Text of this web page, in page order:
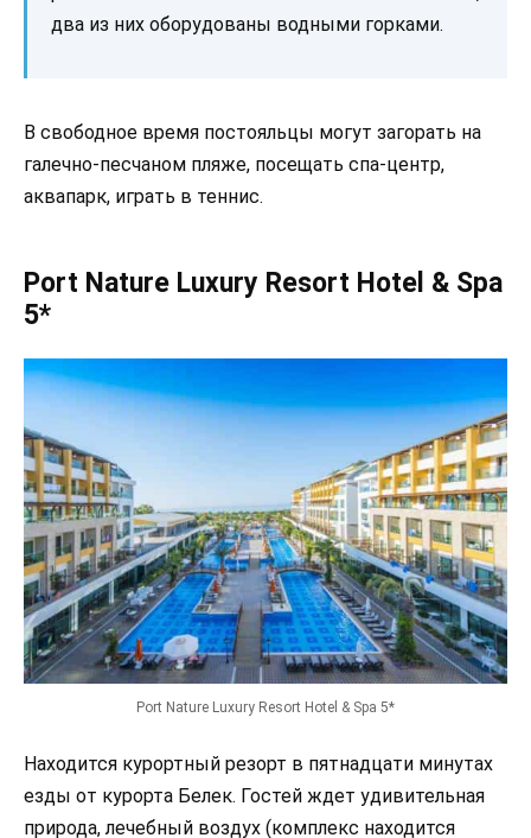
два из них оборудованы водными горками.
В свободное время постояльцы могут загорать на
галечно-песчаном пляже, посещать спа-центр,
аквапарк, играть в теннис.
Port Nature Luxury Resort Hotel & Spa
5*
Port Nature Luxury Resort Hotel & Spa 5*
Находится курортный резорт в пятнадцати минутах
езды от курорта Белек. Гостей ждет удивительная
природа, лечебный воздух (комплекс находится